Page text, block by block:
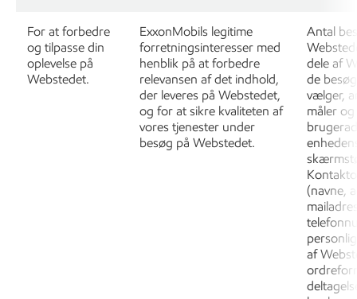
For at forbedre
og tilpasse din
oplevelse på
Webstedet.
ExxonMobils legitime
forretningsinteresser med
henblik på at forbedre
relevansen af det indhold,
der leveres på Webstedet,
og for at sikre kvaliteten af
vores tjenester under
besøg på Webstedet.
Antal
dele af
de
vælger,
måler
(navne,
af